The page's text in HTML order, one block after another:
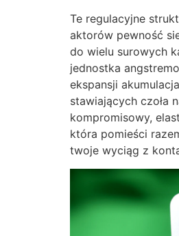
Te regulacyjne
aktorów pewność
do wielu surowych
jednostka
ekspansji
stawiających czoła
kompromisowy,
która pomieści
twoje wyciąg z